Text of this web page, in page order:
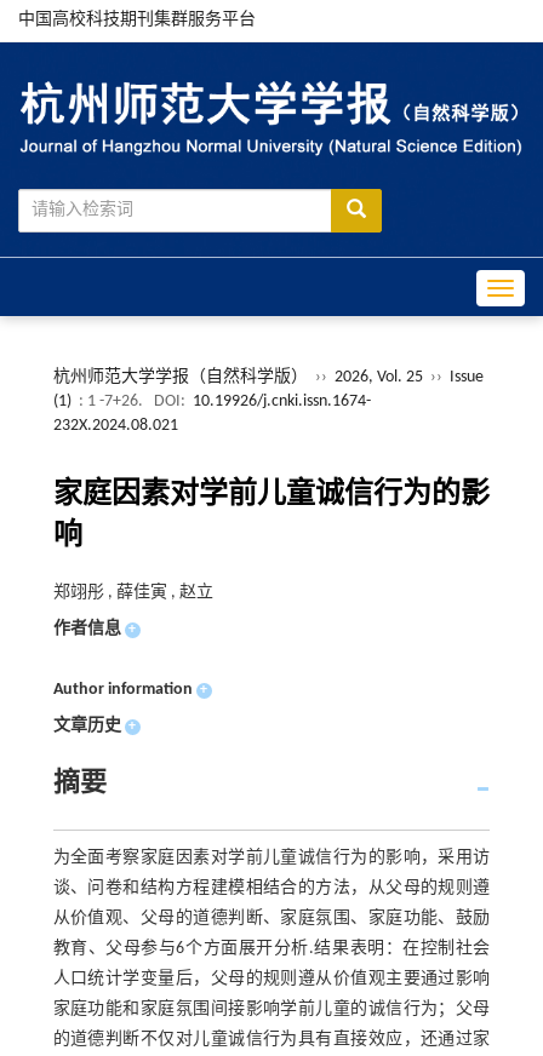
中国高校科技期刊集群服务平台
杭州师范大学学报（自然科学版） ›› 2026, Vol. 25 ›› Issue
(1) : 1 -7+26. DOI: 10.19926/j.cnki.issn.1674-
232X.2024.08.021
家庭因素对学前儿童诚信行为的影
响
郑翊彤 , 薛佳寅 , 赵立
作者信息 +
Author information +
文章历史 +
摘要
为全面考察家庭因素对学前儿童诚信行为的影响，采用访
谈、问卷和结构方程建模相结合的方法，从父母的规则遵
从价值观、父母的道德判断、家庭氛围、家庭功能、鼓励
教育、父母参与6个方面展开分析.结果表明：在控制社会
人口统计学变量后，父母的规则遵从价值观主要通过影响
家庭功能和家庭氛围间接影响学前儿童的诚信行为；父母
的道德判断不仅对儿童诚信行为具有直接效应，还通过家